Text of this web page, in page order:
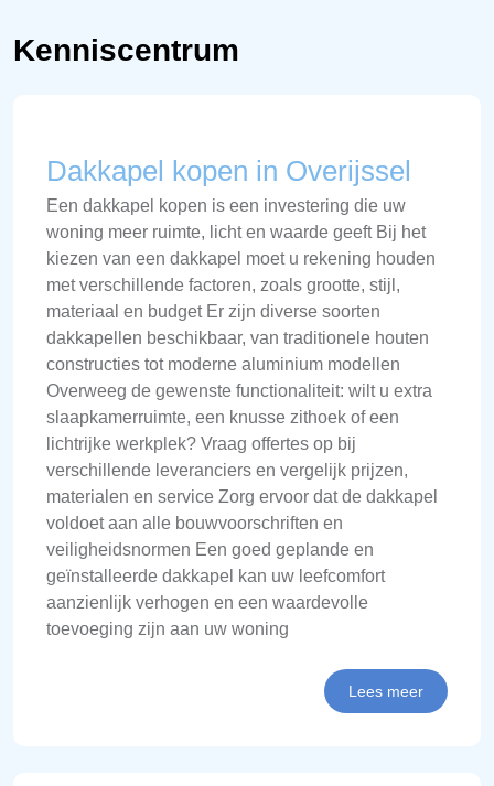
Kenniscentrum
Dakkapel kopen in Overijssel
Een dakkapel kopen is een investering die uw
woning meer ruimte, licht en waarde geeft Bij het
kiezen van een dakkapel moet u rekening houden
met verschillende factoren, zoals grootte, stijl,
materiaal en budget Er zijn diverse soorten
dakkapellen beschikbaar, van traditionele houten
constructies tot moderne aluminium modellen
Overweeg de gewenste functionaliteit: wilt u extra
slaapkamerruimte, een knusse zithoek of een
lichtrijke werkplek? Vraag offertes op bij
verschillende leveranciers en vergelijk prijzen,
materialen en service Zorg ervoor dat de dakkapel
voldoet aan alle bouwvoorschriften en
veiligheidsnormen Een goed geplande en
geïnstalleerde dakkapel kan uw leefcomfort
aanzienlijk verhogen en een waardevolle
toevoeging zijn aan uw woning
Lees meer